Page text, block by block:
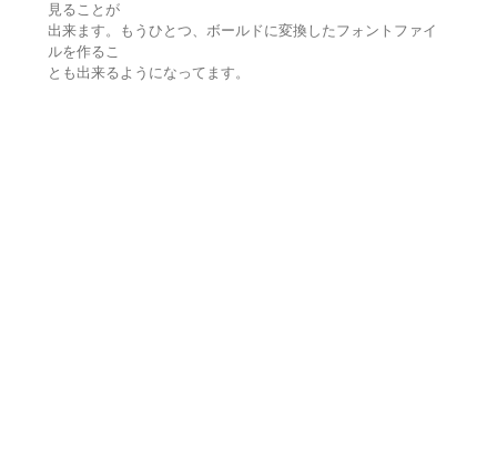
見ることが
出来ます。もうひとつ、ボールドに変換したフォントファイ
ルを作るこ
とも出来るようになってます。